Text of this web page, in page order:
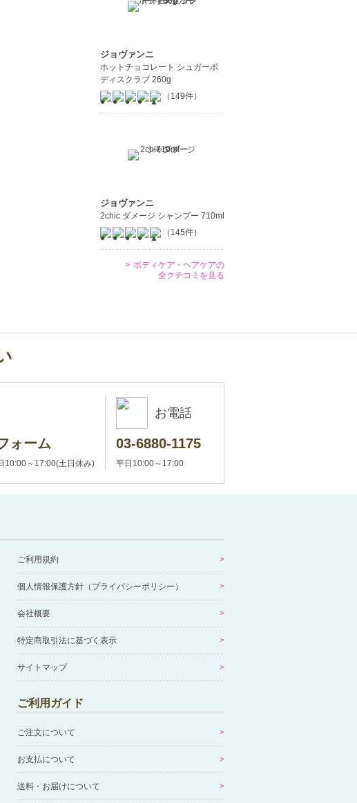
ジョヴァンニ
ホットチョコレート シュガーボ
ディスクラブ 260g
（149件）
ジョヴァンニ
2chic ダメージ シャンプー 710ml
（145件）
ボディケア・ヘアケアの
全クチコミを見る
ォーム
10:00～17:00(土日休み)
お電話
03-6880-1175
平日10:00～17:00
ご利用規約
個人情報保護方針（プライバシーポリシー）
会社概要
特定商取引法に基づく表示
サイトマップ
ご利用ガイド
ご注文について
お支払について
送料・お届けについて